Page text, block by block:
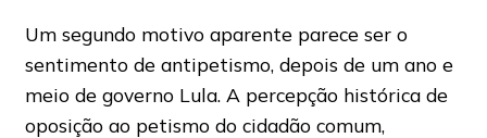
Um segundo motivo aparente parece ser o
sentimento de antipetismo, depois de um ano e
meio de governo Lula. A percepção histórica de
oposição ao petismo do cidadão comum,